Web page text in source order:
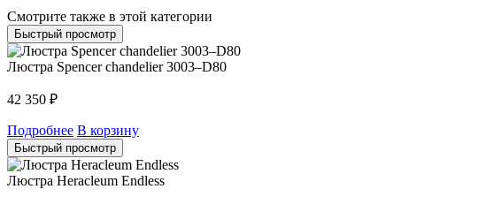
Смотрите также в этой категории
Быстрый просмотр
Люстра Spencer chandelier 3003–D80
42 350 ₽
Подробнее В корзину
Быстрый просмотр
Люстра Heracleum Endless